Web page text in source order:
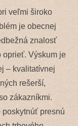
veľmi široko
je obecnej
znalosť
oprieť. Výskum je
– kvalitatívnej
rešerší,
zákazníkmi.
poskytnúť presnú